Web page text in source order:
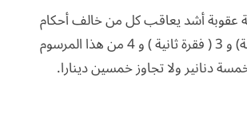
عقوبة أشد يعاقب كل من خالف أحكام
المواد 2 ( فقرة ثانية) و 3 ( فقرة ثانية ) و 4 من هذا المرسوم
دنانير ولا تجاوز خمسين دينارا.